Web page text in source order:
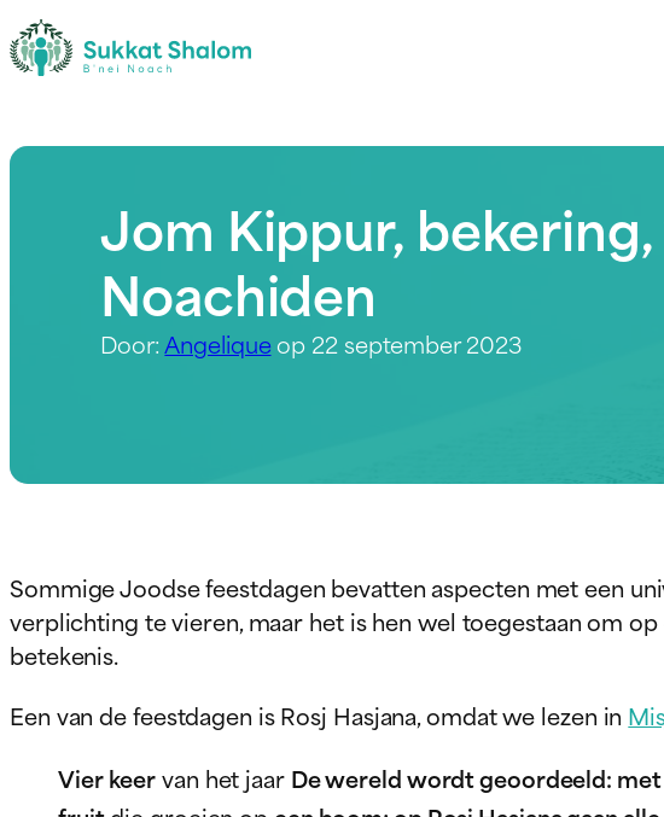
Jom Kippur,
Noachiden
Door:Angeliqueop 22 september 2023
Sommige Joodse feestdagen bevatten aspecten met een
verplichting te vieren, maar het is hen wel toegestaan om
betekenis.
Een van de feestdagen is Rosj Hasjana, omdat we lezen in
Vier keervan het jaar De wereld wordt geoordeeld: met